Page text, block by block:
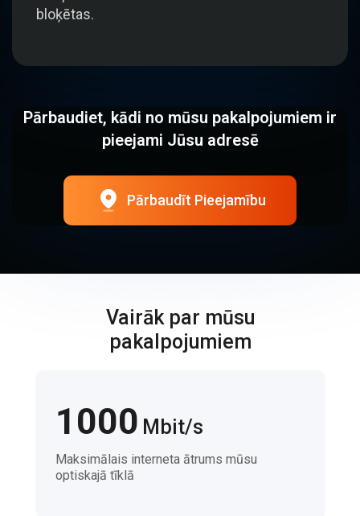
bloķētas.
Pārbaudiet, kādi no mūsu pakalpojumiem ir
pieejami Jūsu adresē
Pārbaudīt Pieejamību
Vairāk par mūsu
pakalpojumiem
1000 Mbit/s
Maksimālais interneta ātrums mūsu
optiskajā tīklā